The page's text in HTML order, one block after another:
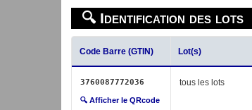
🔍 Identification des lots
Code Barre (GTIN) Lot(s)
3760087772036
🔍 Afficher le QRcode
tous les lots